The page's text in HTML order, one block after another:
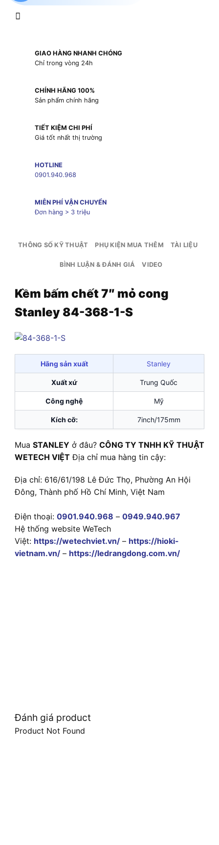
GIAO HÀNG NHANH CHÓNG
Chỉ trong vòng 24h
CHÍNH HÃNG 100%
Sản phẩm chính hãng
TIẾT KIỆM CHI PHÍ
Giá tốt nhất thị trường
HOTLINE
0901.940.968
MIỄN PHÍ VẬN CHUYỂN
Đơn hàng > 3 triệu
THÔNG SỐ KỸ THUẬT PHỤ KIỆN MUA THÊM TÀI LIỆU
BÌNH LUẬN & ĐÁNH GIÁ VIDEO
Kềm bấm chết 7″ mỏ cong
Stanley 84-368-1-S
Hãng sản xuất Stanley
Xuất xứ Trung Quốc
Công nghệ Mỹ
Kích cỡ: 7inch/175mm
Mua STANLEY ở đâu? CÔNG TY TNHH KỸ THUẬT
WETECH VIỆT Địa chỉ mua hàng tin cậy:
Địa chỉ: 616/61/198 Lê Đức Thọ, Phường An Hội
Đông, Thành phố Hồ Chí Minh, Việt Nam
Điện thoại: 0901.940.968 – 0949.940.967
Hệ thống website WeTech
Việt: https://wetechviet.vn/ – https://hioki-
vietnam.vn/ – https://ledrangdong.com.vn/
Đánh giá product
Product Not Found